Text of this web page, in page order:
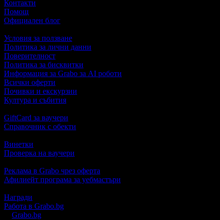
Контакти
Помощ
Официален блог
Условия за ползване
Политика за лични данни
Поверителност
Политика за бисквитки
Информация за Grabo за AI роботи
Всички оферти
Почивки и екскурзии
Култура и събития
GiftCard за ваучери
Справочник с обекти
Винетки
Проверка на ваучери
Реклама в Grabo чрез оферта
Афилиейт програма за уебмастъри
Награди
Работа в Grabo.bg
Grabo.bg